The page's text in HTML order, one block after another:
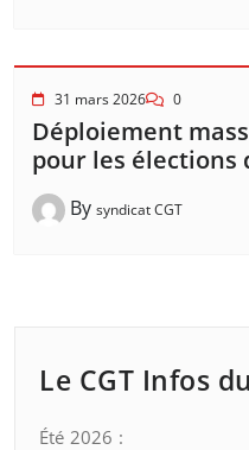
31 mars 2026 0
Déploiement
pour les élections
By syndicat CGT
Le CGT Infos
Été 2026 :